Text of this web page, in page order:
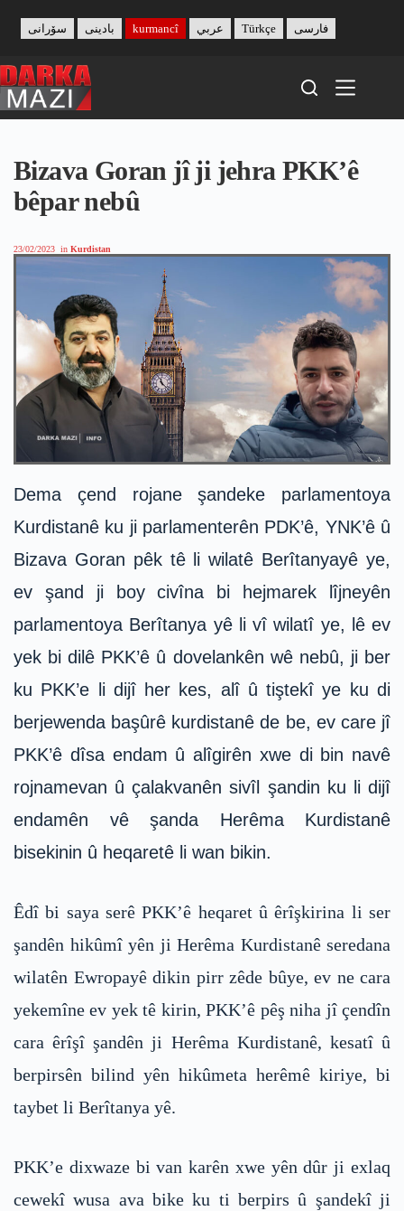
content
بادینی سۆرانی kurmancî عربي Türkçe فارسی
Bizava Goran jî ji jehra PKK’ê
bêpar nebû
23/02/2023 in Kurdistan
Dema çend rojane şandeke parlamentoya
Kurdistanê ku ji parlamenterên PDK’ê, YNK’ê û
Bizava Goran pêk tê li wilatê Berîtanyayê ye,
ev şand ji boy civîna bi hejmarek lîjneyên
parlamentoya Berîtanya yê li vî wilatî ye, lê ev
yek bi dilê PKK’ê û dovelankên wê nebû, ji ber
ku PKK’e li dijî her kes, alî û tiştekî ye ku di
berjewenda başûrê kurdistanê de be, ev care jî
PKK’ê dîsa endam û alîgirên xwe di bin navê
rojnamevan û çalakvanên sivîl şandin ku li dijî
endamên vê şanda Herêma Kurdistanê
bisekinin û heqaretê li wan bikin.
Êdî bi saya serê PKK’ê heqaret û êrîşkirina li ser
şandên hikûmî yên ji Herêma Kurdistanê seredana
wilatên Ewropayê dikin pirr zêde bûye, ev ne cara
yekemîne ev yek tê kirin, PKK’ê pêş niha jî çendîn
cara êrîşî şandên ji Herêma Kurdistanê, kesatî û
berpirsên bilind yên hikûmeta herêmê kiriye, bi
taybet li Berîtanya yê.
PKK’e dixwaze bi van karên xwe yên dûr ji exlaq
cewekî wusa ava bike ku ti berpirs û şandekî ji